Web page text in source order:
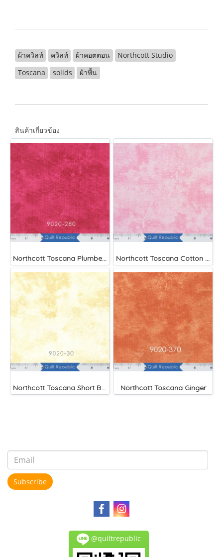
ผ้าควิลท์ ควิลท์ ผ้าคอตตอน
Northcott Studio
Toscana
solids ผ้าพื้น
สินค้าเกี่ยวข้อง
Northcott Toscana Plumberry Northcott Toscana Cotton Candy
Northcott Toscana Short Bread Northcott Toscana Ginger
Subscribe
@quiltrepublic